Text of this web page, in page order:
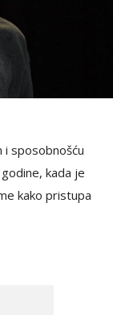
i sposobnošću
kada je
kako pristupa